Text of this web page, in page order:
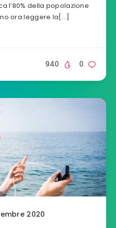
l’80% della popolazione
ora leggere la[…]
0
940
2020